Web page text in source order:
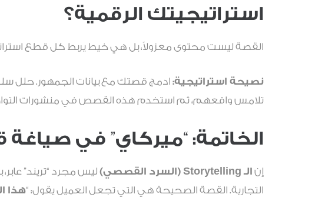
استراتيجيتك الرقمية؟
القصة ليست محتوى معزولاً، بل هي خيط يربط كل قطع
نصيحة استراتيجية: ادمج قصتك مع بيانات الجمهور. حلل
تلامس واقعهم، ثم استخدم هذه القصص في منشورات
الخاتمة: “ميركاي” في صياغة
إن الـ Storytelling (السرد القصصي)
ليس مجرد “تريند”
التجارية. القصة الصحيحة هي التي تجعل العميل يقول: “هذا